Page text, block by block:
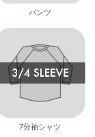
パンツ
7分袖シャツ